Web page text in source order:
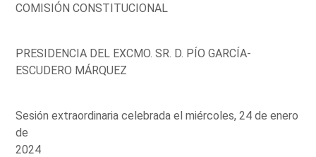
COMISIÓN CONSTITUCIONAL
PRESIDENCIA DEL EXCMO. SR. D. PÍO GARCÍA-
ESCUDERO MÁRQUEZ
Sesión extraordinaria celebrada el miércoles, 24 de enero
de
2024